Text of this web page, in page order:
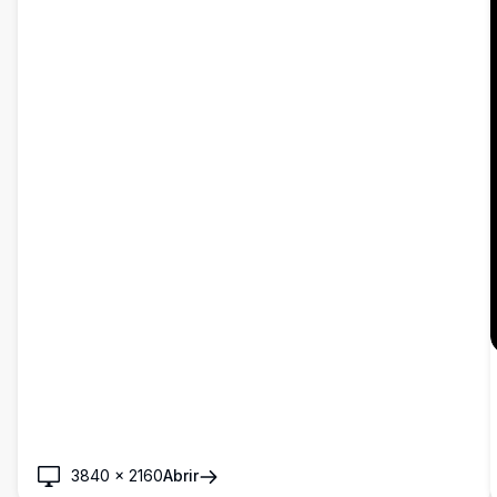
3840 × 2160Abrir